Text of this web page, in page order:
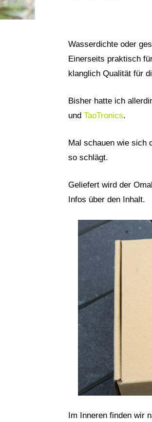
Wasserdichte oder
Einerseits praktisch
klanglich Qualität für
Bisher hatte ich
und TaoTronics.
Mal schauen wie sich
so schlägt.
Geliefert wird der
Infos über den Inhalt.
Im Inneren finden wir